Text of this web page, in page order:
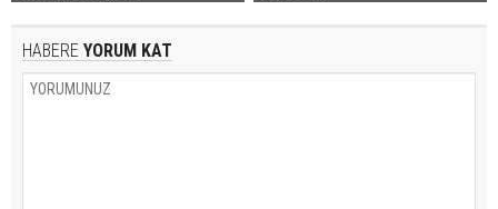
HABERE YORUM KAT